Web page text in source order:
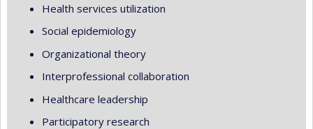
Health services utilization
Social epidemiology
Organizational theory
Interprofessional collaboration
Healthcare leadership
Participatory research